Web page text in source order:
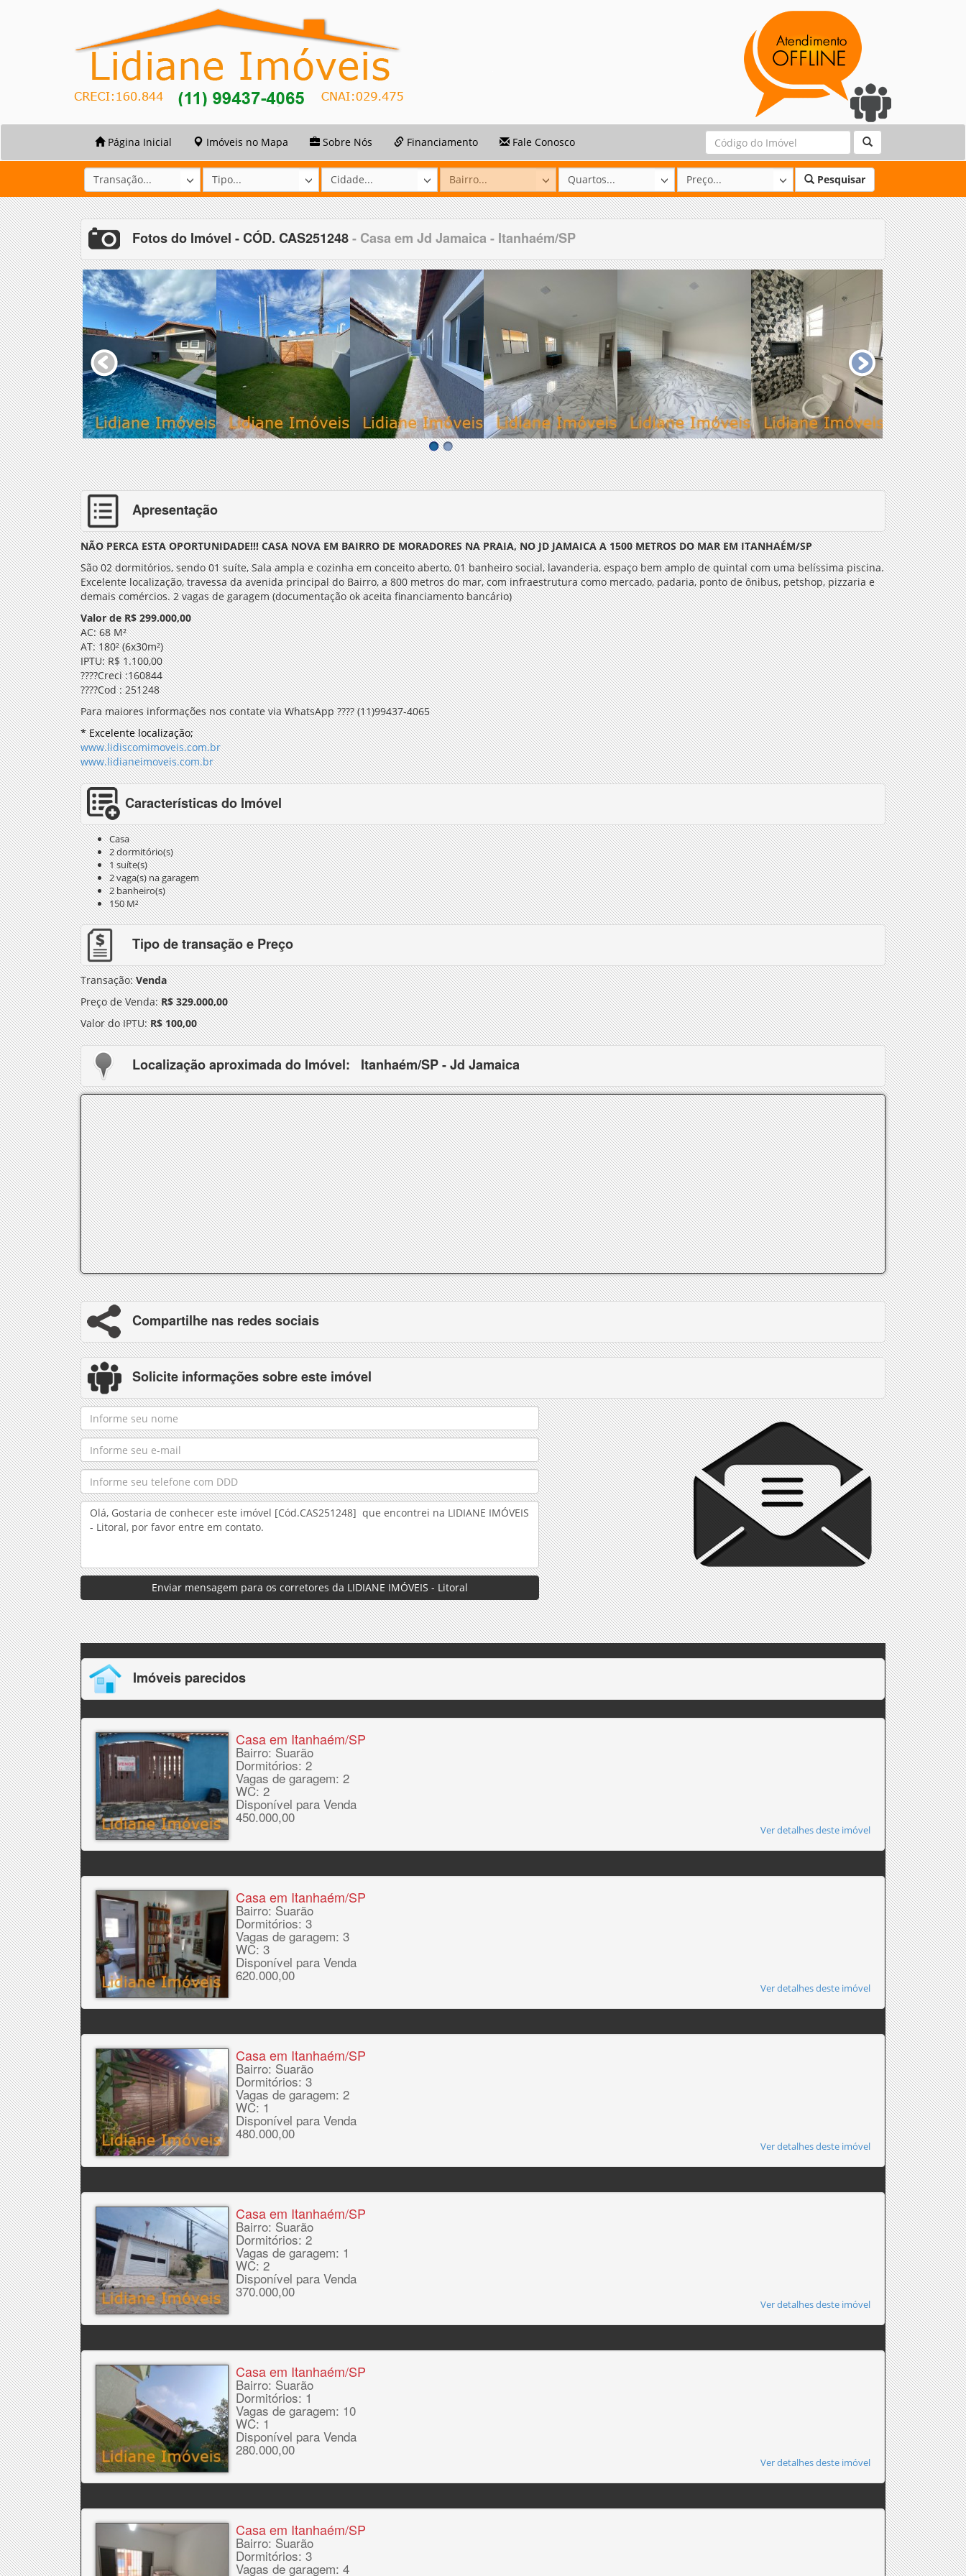
Página Inicial Imóveis no Mapa Sobre Nós Financiamento Fale Conosco
Pesquisar
Fotos do Imóvel - CÓD. CAS251248- Casa em Jd Jamaica - Itanhaém/SP
Apresentação
NÃO PERCA ESTA OPORTUNIDADE!!! CASA NOVA EM BAIRRO DE MORADORES NA PRAIA, NO JD JAMAICA A 1500 METROS DO MAR EM ITANHAÉM/SP
São 02 dormitórios, sendo 01 suíte, Sala ampla e cozinha em conceito aberto, 01 banheiro social, lavanderia, espaço bem amplo de quintal com uma belíssima piscina.
Excelente localização, travessa da avenida principal do Bairro, a 800 metros do mar, com infraestrutura como mercado, padaria, ponto de ônibus, petshop, pizzaria e
demais comércios. 2 vagas de garagem (documentação ok aceita financiamento bancário)
Valor de R$ 299.000,00
AC: 68 M²
AT: 180² (6x30m²)
IPTU: R$ 1.100,00
????Creci :160844
????Cod : 251248
Para maiores informações nos contate via WhatsApp ???? (11)99437-4065
* Excelente localização;
www.lidiscomimoveis.com.br
www.lidianeimoveis.com.br
Características do Imóvel
Casa
2 dormitório(s)
1 suíte(s)
2 vaga(s) na garagem
2 banheiro(s)
150 M²
Tipo de transação e Preço
Transação:Venda
Preço de Venda:R$ 329.000,00
Valor do IPTU:R$ 100,00
Localização aproximada do Imóvel: Itanhaém/SP - Jd Jamaica
Compartilhe nas redes sociais
Solicite informações sobre este imóvel
Enviar mensagem para os corretores da LIDIANE IMÓVEIS - Litoral
Imóveis parecidos
Casa em Itanhaém/SP
Bairro: Suarão
Dormitórios: 2
Vagas de garagem: 2
WC: 2
Disponível para Venda
450.000,00
Ver detalhes deste imóvel
Casa em Itanhaém/SP
Bairro: Suarão
Dormitórios: 3
Vagas de garagem: 3
WC: 3
Disponível para Venda
620.000,00
Ver detalhes deste imóvel
Casa em Itanhaém/SP
Bairro: Suarão
Dormitórios: 3
Vagas de garagem: 2
WC: 1
Disponível para Venda
480.000,00
Ver detalhes deste imóvel
Casa em Itanhaém/SP
Bairro: Suarão
Dormitórios: 2
Vagas de garagem: 1
WC: 2
Disponível para Venda
370.000,00
Ver detalhes deste imóvel
Casa em Itanhaém/SP
Bairro: Suarão
Dormitórios: 1
Vagas de garagem: 10
WC: 1
Disponível para Venda
280.000,00
Ver detalhes deste imóvel
Casa em Itanhaém/SP
Bairro: Suarão
Dormitórios: 3
Vagas de garagem: 4